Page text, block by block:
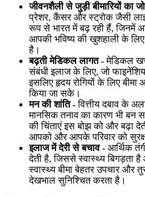
जीवनशैली से जुड़ी बीमारियों का
प्रेशर, कैंसर और स्ट्रोक जैसी
रूप से भारत में बढ़ रही हैं, जिनमें
आपकी भविष्य की खुशहाली के
है।
बढ़ती मेडिकल लागत -मेडिकल
संबंधी इलाज के लिए, जो
इसलिए हृदय रोगियों के लिए
किया जा सके।
मन की शांति -वित्तीय दबाव के
मानसिक तनाव का कारण भी बन
की चिंताएं इस बोझ को और बढ़ा
आपको और आपके परिवार को
इलाज में देरी से बचाव - आर्थिक
देती है, जिससे स्वास्थ्य बिगड़ता है
स्वास्थ्य बीमा बेहतर उपचार और
देखभाल सुनिश्चित करता है।